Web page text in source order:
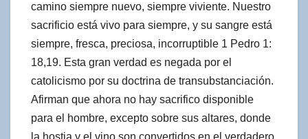
camino siempre nuevo, siempre viviente. Nuestro
sacrificio está vivo para siempre, y su sangre está
siempre, fresca, preciosa, incorruptible 1 Pedro 1:
18,19. Esta gran verdad es negada por el
catolicismo por su doctrina de transubstanciación.
Afirman que ahora no hay sacrifico disponible
para el hombre, excepto sobre sus altares, donde